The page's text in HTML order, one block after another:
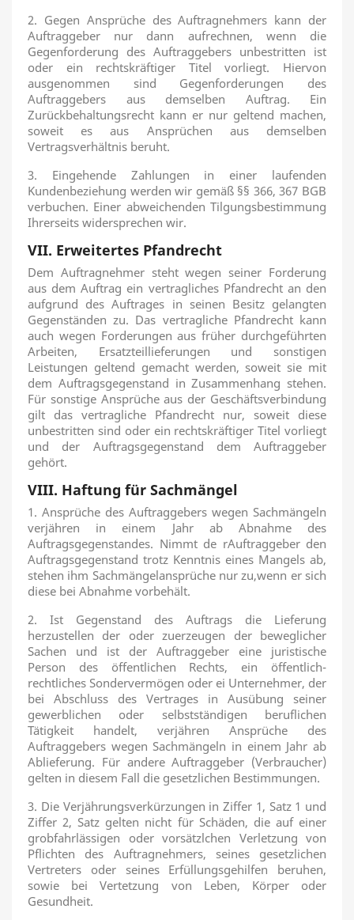
2. Gegen Ansprüche des Auftragnehmers kann der
Auftraggeber nur dann aufrechnen, wenn die
Gegenforderung des Auftraggebers unbestritten ist
oder ein rechtskräftiger Titel vorliegt. Hiervon
ausgenommen sind Gegenforderungen des
Auftraggebers aus demselben Auftrag. Ein
Zurückbehaltungsrecht kann er nur geltend machen,
soweit es aus Ansprüchen aus demselben
Vertragsverhältnis beruht.
3. Eingehende Zahlungen in einer laufenden
Kundenbeziehung werden wir gemäß §§ 366, 367 BGB
verbuchen. Einer abweichenden Tilgungsbestimmung
Ihrerseits widersprechen wir.
VII. Erweitertes Pfandrecht
Dem Auftragnehmer steht wegen seiner Forderung
aus dem Auftrag ein vertragliches Pfandrecht an den
aufgrund des Auftrages in seinen Besitz gelangten
Gegenständen zu. Das vertragliche Pfandrecht kann
auch wegen Forderungen aus früher durchgeführten
Arbeiten, Ersatzteillieferungen und sonstigen
Leistungen geltend gemacht werden, soweit sie mit
dem Auftragsgegenstand in Zusammenhang stehen.
Für sonstige Ansprüche aus der Geschäftsverbindung
gilt das vertragliche Pfandrecht nur, soweit diese
unbestritten sind oder ein rechtskräftiger Titel vorliegt
und der Auftragsgegenstand dem Auftraggeber
gehört.
VIII. Haftung für Sachmängel
1. Ansprüche des Auftraggebers wegen Sachmängeln
verjähren in einem Jahr ab Abnahme des
Auftragsgegenstandes. Nimmt de rAuftraggeber den
Auftragsgegenstand trotz Kenntnis eines Mangels ab,
stehen ihm Sachmängelansprüche nur zu,wenn er sich
diese bei Abnahme vorbehält.
2. Ist Gegenstand des Auftrags die Lieferung
herzustellen der oder zuerzeugen der beweglicher
Sachen und ist der Auftraggeber eine juristische
Person des öffentlichen Rechts, ein öffentlich-
rechtliches Sondervermögen oder ei Unternehmer, der
bei Abschluss des Vertrages in Ausübung seiner
gewerblichen oder selbstständigen beruflichen
Tätigkeit handelt, verjähren Ansprüche des
Auftraggebers wegen Sachmängeln in einem Jahr ab
Ablieferung. Für andere Auftraggeber (Verbraucher)
gelten in diesem Fall die gesetzlichen Bestimmungen.
3. Die Verjährungsverkürzungen in Ziffer 1, Satz 1 und
Ziffer 2, Satz gelten nicht für Schäden, die auf einer
grobfahrlässigen oder vorsätzlchen Verletzung von
Pflichten des Auftragnehmers, seines gesetzlichen
Vertreters oder seines Erfüllungsgehilfen beruhen,
sowie bei Vertetzung von Leben, Körper oder
Gesundheit.